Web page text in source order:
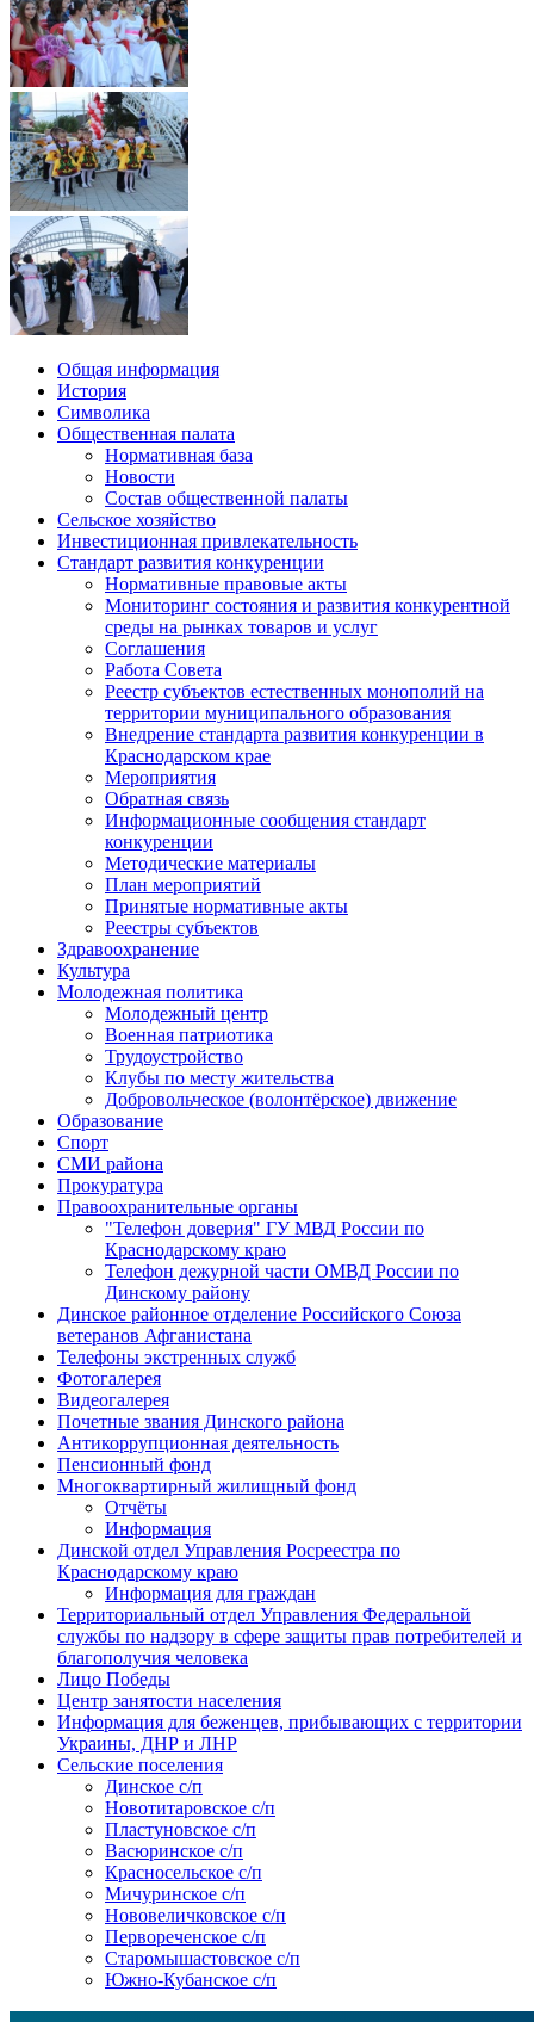
Общая информация
История
Символика
Общественная палата
Нормативная база
Новости
Состав общественной палаты
Сельское хозяйство
Инвестиционная привлекательность
Стандарт развития конкуренции
Нормативные правовые акты
Мониторинг состояния и развития конкурентной
среды на рынках товаров и услуг
Соглашения
Работа Совета
Реестр субъектов естественных монополий на
территории муниципального образования
Внедрение стандарта развития конкуренции в
Краснодарском крае
Мероприятия
Обратная связь
Информационные сообщения стандарт
конкуренции
Методические материалы
План мероприятий
Принятые нормативные акты
Реестры субъектов
Здравоохранение
Культура
Молодежная политика
Молодежный центр
Военная патриотика
Трудоустройство
Клубы по месту жительства
Добровольческое (волонтёрское) движение
Образование
Спорт
СМИ района
Прокуратура
Правоохранительные органы
"Телефон доверия" ГУ МВД России по
Краснодарскому краю
Телефон дежурной части ОМВД России по
Динскому району
Динское районное отделение Российского Союза
ветеранов Афганистана
Телефоны экстренных служб
Фотогалерея
Видеогалерея
Почетные звания Динского района
Антикоррупционная деятельность
Пенсионный фонд
Многоквартирный жилищный фонд
Отчёты
Информация
Динской отдел Управления Росреестра по
Краснодарскому краю
Информация для граждан
Территориальный отдел Управления Федеральной
службы по надзору в сфере защиты прав потребителей и
благополучия человека
Лицо Победы
Центр занятости населения
Информация для беженцев, прибывающих с территории
Украины, ДНР и ЛНР
Сельские поселения
Динское с/п
Новотитаровское с/п
Пластуновское с/п
Васюринское с/п
Красносельское с/п
Мичуринское с/п
Нововеличковское с/п
Первореченское с/п
Старомышастовское с/п
Южно-Кубанское с/п